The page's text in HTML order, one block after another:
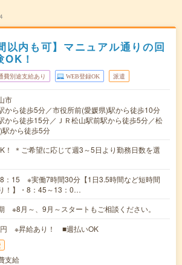
以内も可】マニュアル通りの回
！
費別途支給あり WEB登録OK 派遣
市
から徒歩5分／市役所前(愛媛県)駅から徒歩10分
から徒歩15分／ＪＲ松山駅前駅から徒歩5分／松
駅から徒歩5分
！ ＊ご希望に応じて週3～5日より勤務日数を選
：15 ※実働7時間30分【1日3.5時間など短時間
！】・8：45～13：0…
※8月～、9月～スタートもご相談ください。
※昇給あり！ ■週払いOK
支給